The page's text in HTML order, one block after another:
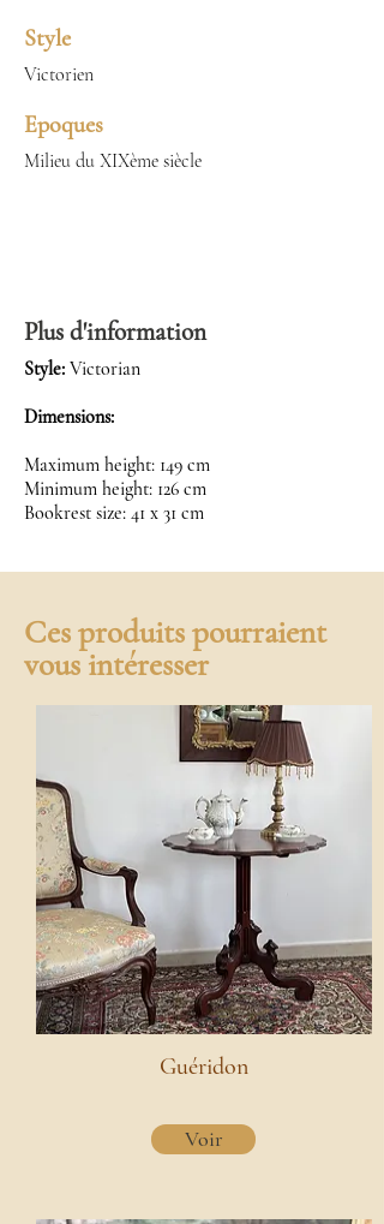
Style
Victorien
Epoques
Milieu du XIXème siècle
Plus d'information
Style: Victorian
Dimensions:
Maximum height: 149 cm
Minimum height: 126 cm
Bookrest size: 41 x 31 cm
Ces produits pourraient
vous intéresser
Guéridon
Voir